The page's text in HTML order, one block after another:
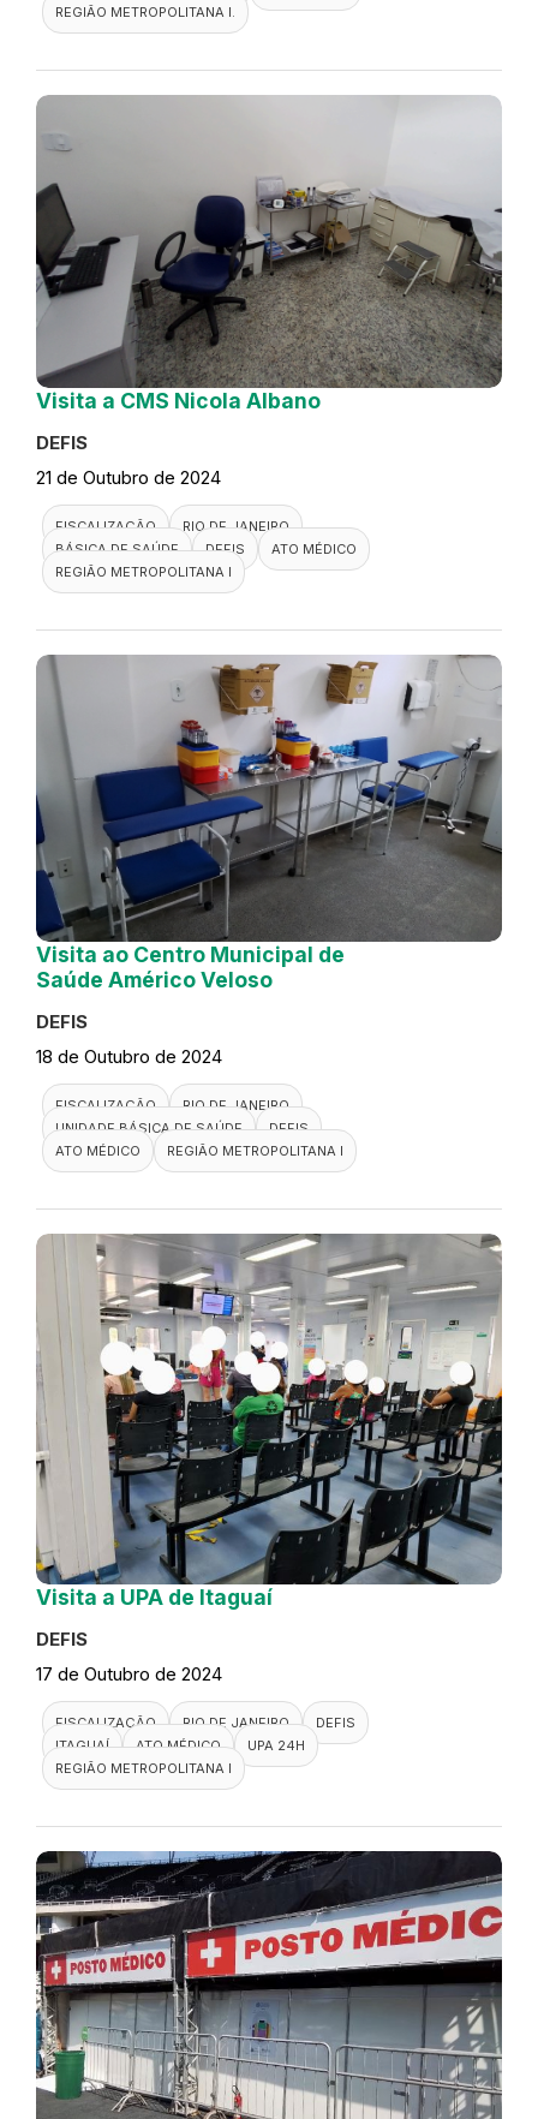
REGIÃO METROPOLITANA I.
Visita a CMS Nicola Albano
DEFIS
21 de Outubro de 2024
FISCALIZAÇÃO
RIO DE JANEIRO
BÁSICA DE SAÚDE
DEFIS
ATO MÉDICO
REGIÃO METROPOLITANA I
Visita ao Centro Municipal de
Saúde Américo Veloso
DEFIS
18 de Outubro de 2024
FISCALIZAÇÃO
RIO DE JANEIRO
UNIDADE BÁSICA DE SAÚDE
DEFIS
ATO MÉDICO
REGIÃO METROPOLITANA I
Visita a UPA de Itaguaí
DEFIS
17 de Outubro de 2024
FISCALIZAÇÃO RIO DE JANEIRO
DEFIS
ITAGUAÍ
ATO MÉDICO
UPA 24H
REGIÃO METROPOLITANA I